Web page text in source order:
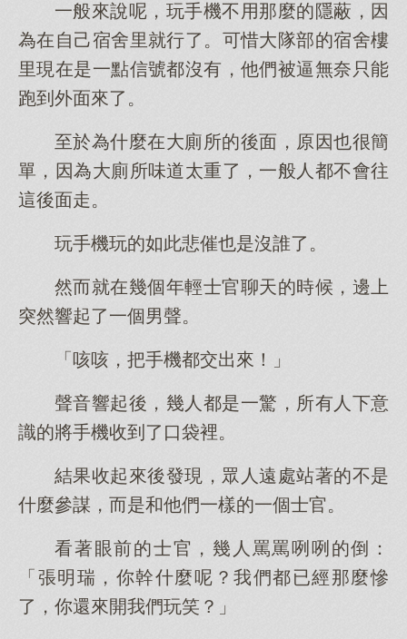
一般來說呢，玩手機不用那麼的隱蔽，因
為在自己宿舍里就行了。可惜大隊部的宿舍樓
里現在是一點信號都沒有，他們被逼無奈只能
跑到外面來了。
至於為什麼在大廁所的後面，原因也很簡
單，因為大廁所味道太重了，一般人都不會往
這後面走。
玩手機玩的如此悲催也是沒誰了。
然而就在幾個年輕士官聊天的時候，邊上
突然響起了一個男聲。
「咳咳，把手機都交出來！」
聲音響起後，幾人都是一驚，所有人下意
識的將手機收到了口袋裡。
結果收起來後發現，眾人遠處站著的不是
什麼參謀，而是和他們一樣的一個士官。
看著眼前的士官，幾人罵罵咧咧的倒：
「張明瑞，你幹什麼呢？我們都已經那麼慘
了，你還來開我們玩笑？」